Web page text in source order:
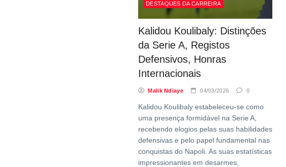
DESTAQUES DA CARREIRA
Kalidou Koulibaly: Distinções
da Serie A, Registos
Defensivos, Honras
Internacionais
Malik Ndiaye 04/03/2026 0
Kalidou Koulibaly estabeleceu-se como
uma presença formidável na Serie A,
recebendo elogios pelas suas habilidades
defensivas e pelo papel fundamental nas
conquistas do Napoli. As suas estatísticas
impressionantes em desarmes,